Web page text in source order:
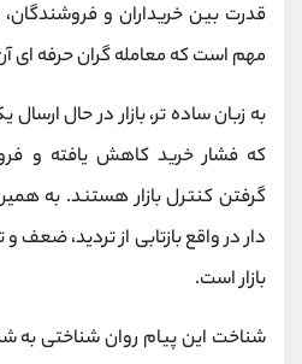
قدرت بین خریداران و
مهم است که معامله‌ گران حرفه‌ ای
به زبان ساده‌ تر، بازار در حال
که فشار خرید کاهش یافته و
گرفتن کنترل بازار هستند. به
دار در واقع بازتابی از تردید، ضعف
بازار است.
شناخت این پیام روان‌ شناختی به